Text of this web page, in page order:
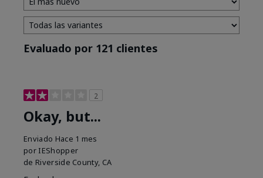
Evaluado por 121 clientes
2
Okay, but...
Enviado Hace 1 mes
por IEShopper
de Riverside County, CA